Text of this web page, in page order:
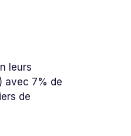
leurs
avec 7% de
de